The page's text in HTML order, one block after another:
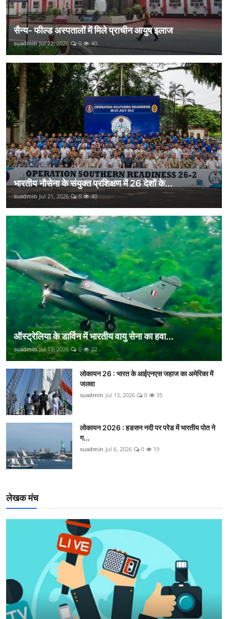
सैन्य- फील्ड अस्पतालों में मिले प्राचीन आयुष इलाज
suadmin Jul 22, 2026 0 40
भारतीय नौसेना के संयुक्त प्रशिक्षण में 26 देशों के...
suadmin Jul 21, 2026 0 40
ऑस्ट्रेलिया के डार्विन में भारतीय वायु सेना का हवा...
suadmin Jul 19, 2026 0 22
लोकायन 26 : भारत के आईएनएस जहाज का अमेरिका में
जलवा
suadmin Jul 13, 2026 0 35
लोकायन 2026 : हडसन नदी पर परेड में भारतीय पोत ने
ग...
suadmin Jul 6, 2026 0 19
लेखक मंच